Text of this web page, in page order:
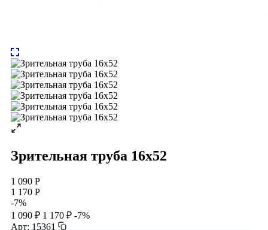
Зрительная труба 16х52
1 090 Р
1 170 Р
-7%
1 090 ₽ 1 170 ₽ -7%
Арт: 15361